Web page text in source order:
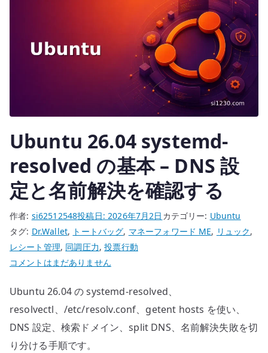
へ
の
Ubuntu 26.04 systemd-
resolved の基本 – DNS 設
定と名前解決を確認する
作者: si62512548投稿日:2026年7月2日 カテゴリー: Ubuntu
タグ: Dr.Wallet, トートバッグ, マネーフォワード ME, リュック,
レシート管理, 同調圧力,投票行動
Ubuntu
systemd-
resolved
の
基
コメントはまだありません
Ubuntu 26.04 の systemd-resolved、
resolvectl、/etc/resolv.conf、getent hosts を使い、
DNS 設定、検索ドメイン、split DNS、名前解決失敗を切
り分ける手順です。